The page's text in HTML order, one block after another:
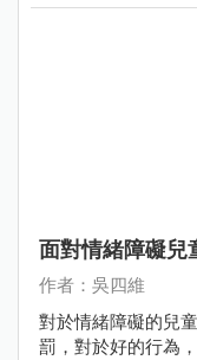
面對情緒障礙兒
作者：吳四維
對於情緒障礙的兒
罰，對於好的行為